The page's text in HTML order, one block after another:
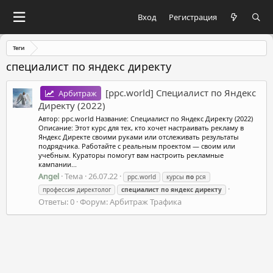
Вход Регистрация
Теги
специалист по яндекс директу
Арбитраж
[ppc.world] Специалист по Яндекс
Директу (2022)
Автор: ppc.world Название: Специалист по Яндекс Директу (2022)
Описание: Этот курс для тех, кто хочет настраивать рекламу в
Яндекс Директе своими руками или отслеживать результаты
подрядчика. Работайте с реальным проектом — своим или
учебным. Кураторы помогут вам настроить рекламные
кампании...
Angel Тема 26.07.22 ppc.world курсы по рся
профессия директолог
специалист по яндекс директу
Ответы: 0 Форум:Арбитраж Трафика